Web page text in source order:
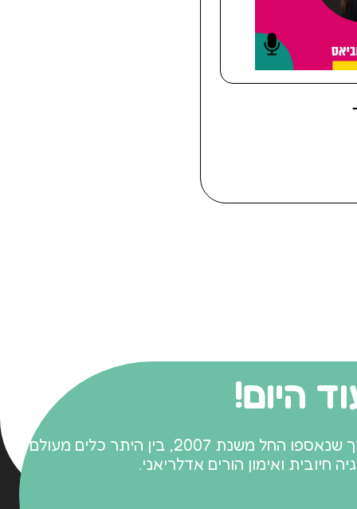
היום!
הגישה מבוססת על אבני דרך שנאספו החל משנת 2007, בין היתר כלים מעולם